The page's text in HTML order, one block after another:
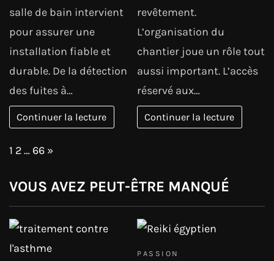
salle de bain intervient
pour assurer une
installation fiable et
durable. De la détection
des fuites à…
Continuer la lecture
revêtement.
L’organisation du
chantier joue un rôle tout
aussi important. L’accès
réservé aux…
Continuer la lecture
Page:
1 2… 66 Next
»
VOUS AVEZ PEUT-ÊTRE MANQUÉ
PASSION